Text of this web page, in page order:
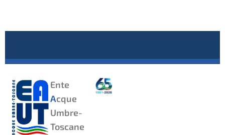
Ente
Acque
Umbre-
Toscane